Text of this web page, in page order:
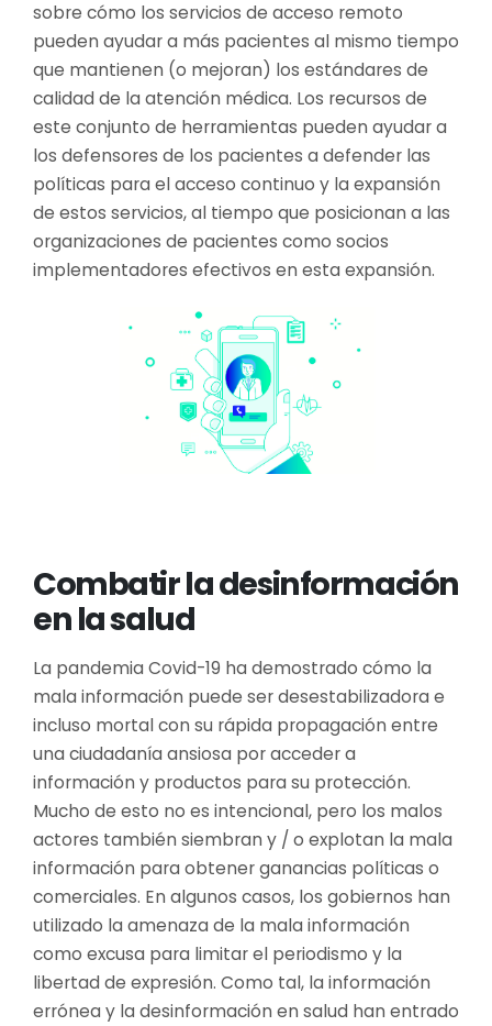
sobre cómo los servicios de acceso remoto
pueden ayudar a más pacientes al mismo tiempo
que mantienen (o mejoran) los estándares de
calidad de la atención médica. Los recursos de
este conjunto de herramientas pueden ayudar a
los defensores de los pacientes a defender las
políticas para el acceso continuo y la expansión
de estos servicios, al tiempo que posicionan a las
organizaciones de pacientes como socios
implementadores efectivos en esta expansión.
Combatir la desinformación
en la salud
La pandemia Covid-19 ha demostrado cómo la
mala información puede ser desestabilizadora e
incluso mortal con su rápida propagación entre
una ciudadanía ansiosa por acceder a
información y productos para su protección.
Mucho de esto no es intencional, pero los malos
actores también siembran y / o explotan la mala
información para obtener ganancias políticas o
comerciales. En algunos casos, los gobiernos han
utilizado la amenaza de la mala información
como excusa para limitar el periodismo y la
libertad de expresión. Como tal, la información
errónea y la desinformación en salud han entrado